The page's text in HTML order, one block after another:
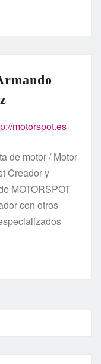
motorspot.es
de motor / Motor
Creador y
MOTORSPOT
con otros